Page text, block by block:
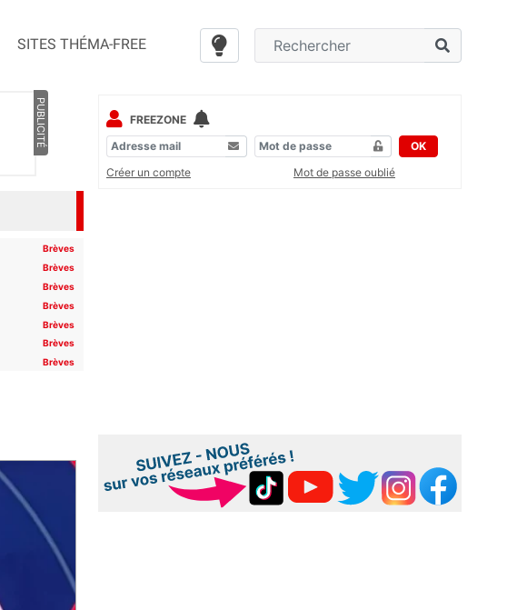
SITES THÉMA-FREE
PUBLICITÉ
Brèves
Brèves
Brèves
Brèves
Brèves
Brèves
Brèves
FREEZONE
OK
Créer un compte
Mot de passe oublié